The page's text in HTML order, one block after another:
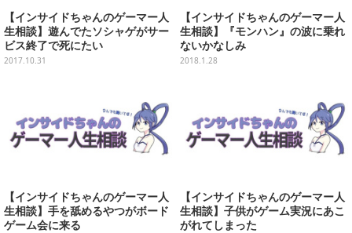
【インサイドちゃんのゲーマー人
生相談】遊んでたソシャゲがサー
ビス終了で死にたい
2017.10.31
【インサイドちゃんのゲーマー人
生相談】『モンハン』の波に乗れ
ないかなしみ
2018.1.28
【インサイドちゃんのゲーマー人
生相談】手を舐めるやつがボード
ゲーム会に来る
【インサイドちゃんのゲーマー人
生相談】子供がゲーム実況にあこ
がれてしまった